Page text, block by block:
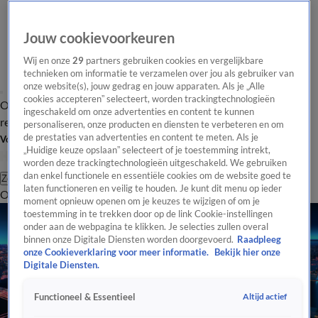
Overzicht Laatste nieuws Regionieuws Het beste van Hart
Tip de
redactie
Volg Hart van Nederland
Zoeken
OverzichtRegioUitzendingenWeerTip de redactiePanelVideo's
Jouw cookievoorkeuren
Wij en onze29 partners gebruiken cookies en vergelijkbare
technieken om informatie te verzamelen over jou als gebruiker van
onze website(s), jouw gedrag en jouw apparaten. Als je „Alle
cookies accepteren” selecteert, worden trackingtechnologieën
ingeschakeld om onze advertenties en content te kunnen
personaliseren, onze producten en diensten te verbeteren en om
de prestaties van advertenties en content te meten. Als je
„Huidige keuze opslaan” selecteert of je toestemming intrekt,
worden deze trackingtechnologieën uitgeschakeld. We gebruiken
dan enkel functionele en essentiële cookies om de website goed te
laten functioneren en veilig te houden. Je kunt dit menu op ieder
moment opnieuw openen om je keuzes te wijzigen of om je
toestemming in te trekken door op de link Cookie-instellingen
onder aan de webpagina te klikken. Je selecties zullen overal
binnen onze Digitale Diensten worden doorgevoerd. Raadpleeg
onze Cookieverklaring voor meer informatie.
Bekijk hier onze
Digitale Diensten.
Functioneel & Essentieel Altijd actief